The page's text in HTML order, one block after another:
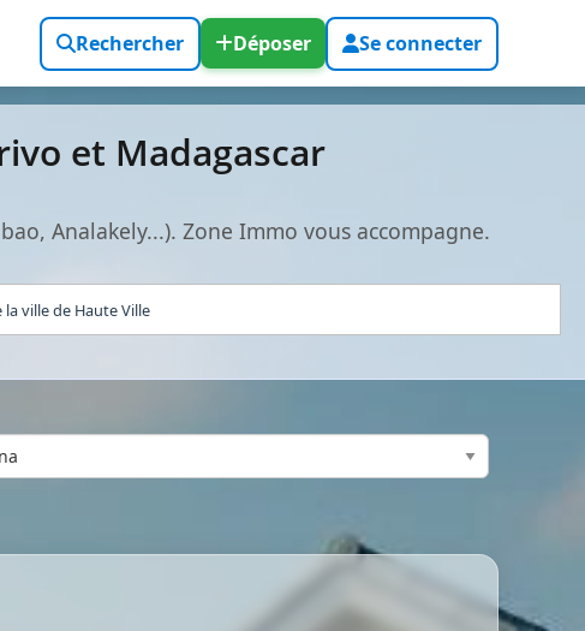
Rechercher Déposer Se connecter
et Madagascar
Analakely...). Zone Immo vous accompagne.
ville de Haute Ville